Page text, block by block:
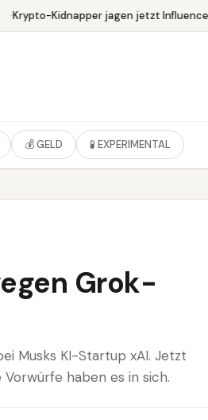
Krypto-Kidnapper jagen jetzt Influencer
💰 GELD 🧪 EXPERIMENTAL
Grok-
Musks KI-Startup xAI. Jetzt
haben es in sich.